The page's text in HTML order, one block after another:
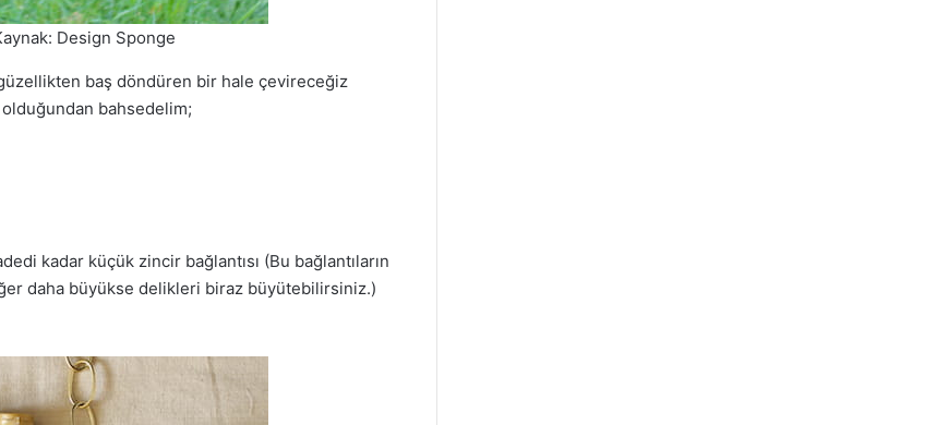
Design Sponge
baş döndüren bir hale çevireceğiz
olduğundan bahsedelim;
kadar küçük zincir bağlantısı (Bu bağlantıların
daha büyükse delikleri biraz büyütebilirsiniz.)